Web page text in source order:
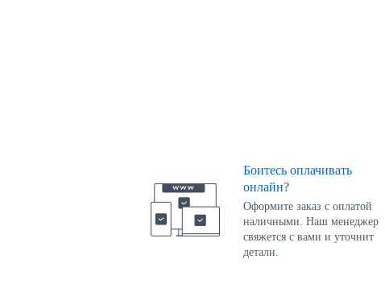
Боитесь оплачивать
онлайн?
Оформите заказ с оплатой
наличными. Наш менеджер
свяжется с вами и уточнит
детали.